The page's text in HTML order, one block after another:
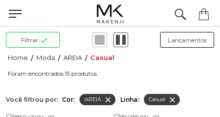
Filtrar
Moda AREIA Casual
15
Você filtrou por: Cor: AREIA Linha: Casual